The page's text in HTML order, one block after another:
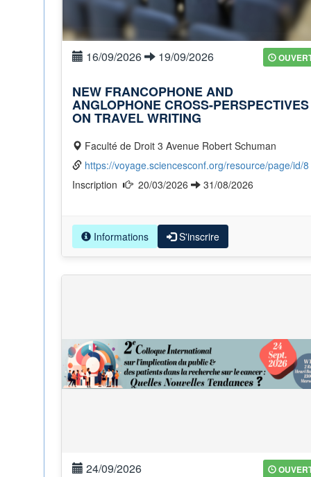
16/09/2026 19/09/2026
NEW FRANCOPHONE AND
ANGLOPHONE CROSS-PERSPECTIVES
ON TRAVEL WRITING
Faculté de Droit 3 Avenue Robert Schuman
https://voyage.sciencesconf.org/resource/page/id/8
20/03/2026 31/08/2026
Informations S'inscrire
24/09/2026